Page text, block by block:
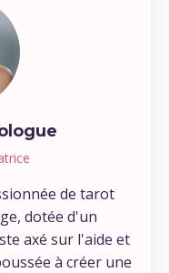
de tarot
dotée d'un
axé sur l'aide et
à créer une